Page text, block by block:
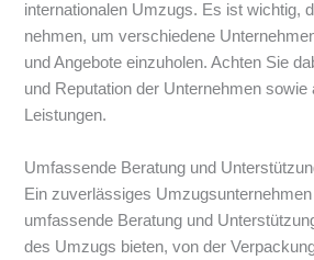
internationalen Umzugs. Es ist wichtig,
nehmen, um verschiedene
und Angebote einzuholen. Achten Sie
und Reputation der Unternehmen sowie
Leistungen.
Umfassende Beratung und
Ein zuverlässiges
umfassende Beratung und
des Umzugs bieten, von der